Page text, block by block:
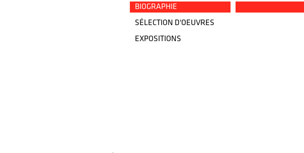
BIOGRAPHIE
SÉLECTION D'OEUVRES
EXPOSITIONS